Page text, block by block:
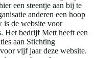
een steentje aan bij te
anderen een hoop
is de website voor
Het bedrijf Mett heeft een
aan Stichting
vijf jaar deze website.